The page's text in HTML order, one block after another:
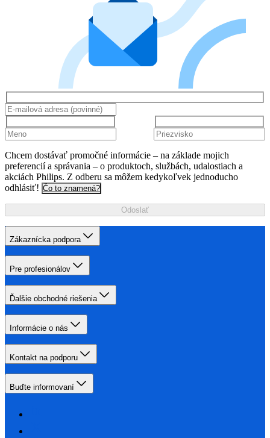
Chcem dostávať promočné informácie – na základe mojich
preferencií a správania – o produktoch, službách, udalostiach a
akciách Philips. Z odberu sa môžem kedykoľvek jednoducho
odhlásiť! Čo to znamená?
Odoslať
Zákaznícka podpora
Pre profesionálov
Ďalšie obchodné riešenia
Informácie o nás
Kontakt na podporu
Buďte informovaní